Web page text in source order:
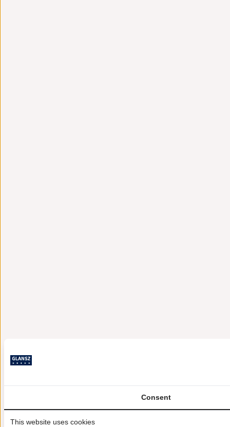
Consent
This website uses cookies